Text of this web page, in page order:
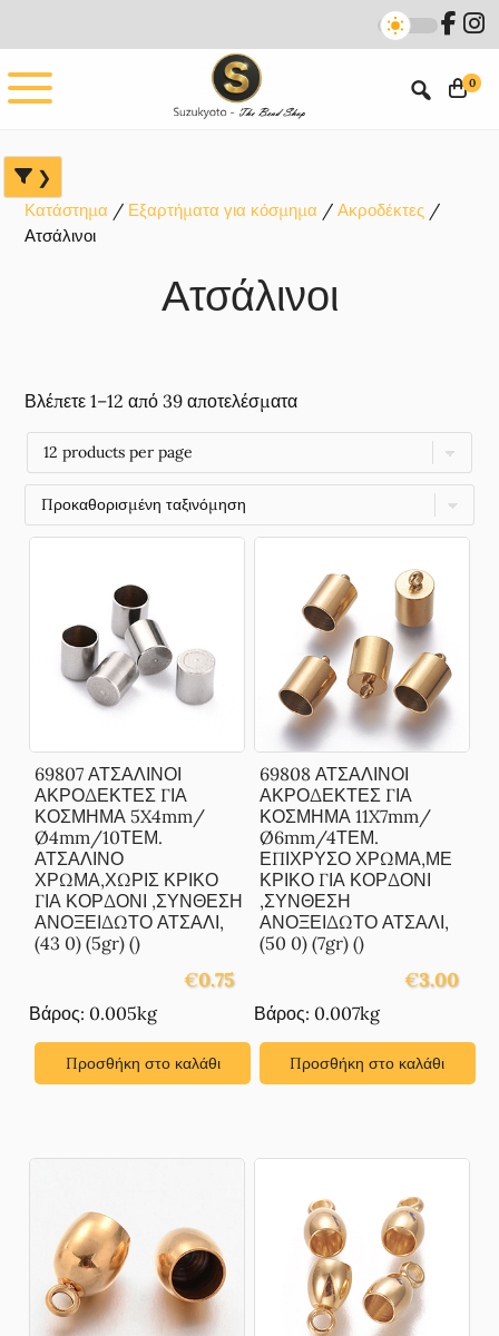
main
content
primary
sidebar
footer
0
Κατάστημα Εξαρτήματα για κόσμημα
Ακροδέκτες
Ατσάλινοι
Ατσάλινοι
Βλέπετε 1–12 από 39 αποτελέσματα
69807 ΑΤΣΑΛΙΝΟΙ
ΑΚΡΟΔΕΚΤΕΣ ΓΙΑ
ΚΟΣΜΗΜΑ 5X4mm/
Ø4mm/10ΤΕΜ.
ΑΤΣΑΛΙΝΟ
ΧΡΩΜΑ,ΧΩΡΙΣ ΚΡΙΚΟ
ΓΙΑ ΚΟΡΔΟΝΙ ,ΣΥΝΘΕΣΗ
ΑΝΟΞΕΙΔΩΤΟ ΑΤΣΑΛΙ,
(43 0) (5gr) ()
€0.75
Βάρος: 0.005kg
Προσθήκη στο καλάθι
69808 ΑΤΣΑΛΙΝΟΙ
ΑΚΡΟΔΕΚΤΕΣ ΓΙΑ
ΚΟΣΜΗΜΑ 11X7mm/
Ø6mm/4ΤΕΜ.
ΕΠΙΧΡΥΣΟ ΧΡΩΜΑ,ΜΕ
ΚΡΙΚΟ ΓΙΑ ΚΟΡΔΟΝΙ
,ΣΥΝΘΕΣΗ
ΑΝΟΞΕΙΔΩΤΟ ΑΤΣΑΛΙ,
(50 0) (7gr) ()
€3.00
Βάρος: 0.007kg
Προσθήκη στο καλάθι